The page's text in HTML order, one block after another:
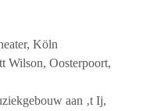
Köln
Wilson, Oosterpoort,
aan ‚t Ij,